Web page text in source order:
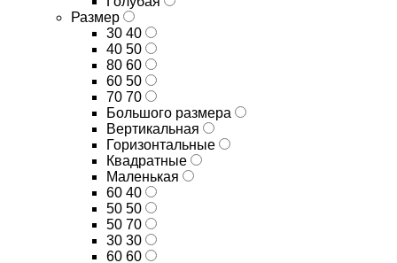
Размер
30 40
40 50
80 60
60 50
70 70
Большого размера
Вертикальная
Горизонтальные
Квадратные
Маленькая
60 40
50 50
50 70
30 30
60 60